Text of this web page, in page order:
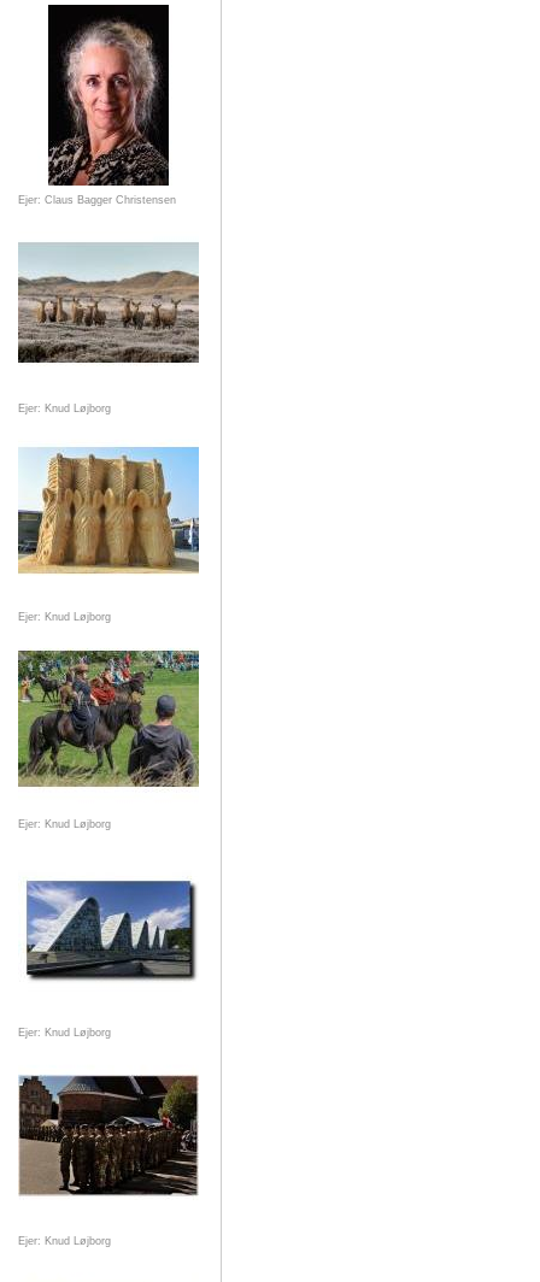
Ejer: Claus Bagger Christensen
Ejer: Knud Løjborg
Ejer: Knud Løjborg
Ejer: Knud Løjborg
Ejer: Knud Løjborg
Ejer: Knud Løjborg